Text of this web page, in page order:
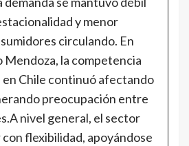
y menor
circulando. En
Mendoza, la competencia
en Chile continuó afectando
preocupación entre
nivel general, el sector
flexibilidad, apoyándose